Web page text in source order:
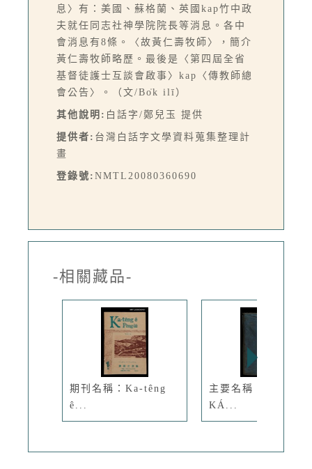
息〉有：美國、蘇格蘭、英國kap竹中政
夫就任同志社神學院院長等消息。各中
會消息有8條。〈故黃仁壽牧師〉，簡介
黃仁壽牧師略歷。最後是〈第四屆全省
基督徒護士互談會啟事〉kap〈傳教師總
會公告〉。（文/Bo̍k ilī）
其他說明: 白話字/鄭兒玉 提供
提供者: 台灣白話字文學資料蒐集整理計
畫
登錄號: NMTL20080360690
-相關藏品-
期刊名稱：Ka-têng
ê...
主要名稱：LÔ HOA
KÁ...